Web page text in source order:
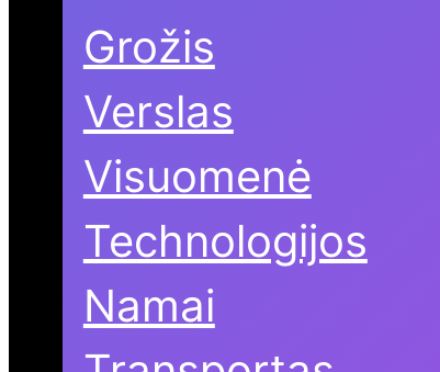
Grožis
Verslas
Visuomenė
Technologijos
Namai